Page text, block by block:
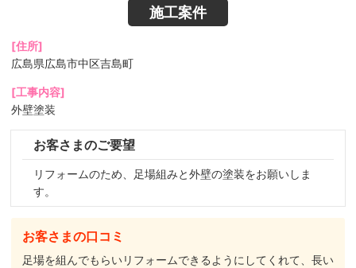
施工案件
[住所]
広島県広島市中区吉島町
[工事内容]
外壁塗装
お客さまのご要望
リフォームのため、足場組みと外壁の塗装をお願いしま
す。
お客さまの口コミ
足場を組んでもらいリフォームできるようにしてくれて、長い